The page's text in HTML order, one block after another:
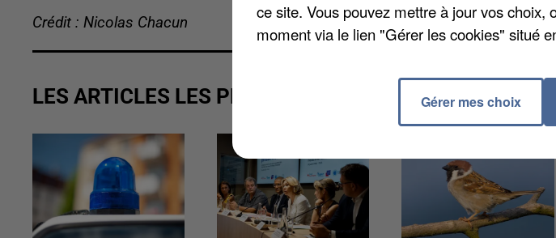
Crédit : Nicolas Chacun
LES ARTICLES LES PLUS VUS
ce site. Vous pouvez mettre à jour vos choix,
moment via le lien "Gérer les cookies" situé
Gérer mes choix